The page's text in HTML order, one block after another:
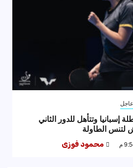
عاجل
إسبانيا وتتأهل للدور الثاني
لتنس الطاولة
محمود فوزى